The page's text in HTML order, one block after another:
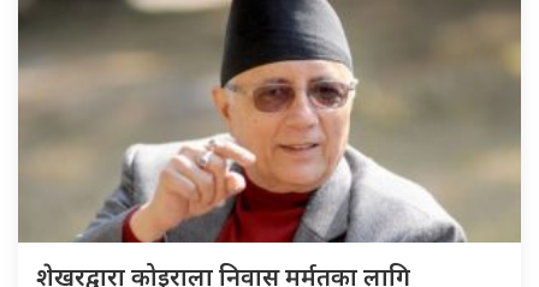
शेखरद्वारा कोइराला निवास मर्मतका लागि